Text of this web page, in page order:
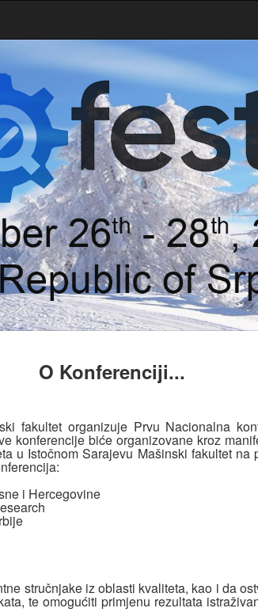
O Konferenciji...
fakultet organizuje Prvu Nacionalna
konferencije biće organizovane kroz
u Istočnom Sarajevu Mašinski fakultet
i Hercegovine
stručnjake iz oblasti kvaliteta, kao i da
te omogućiti primjenu rezultata